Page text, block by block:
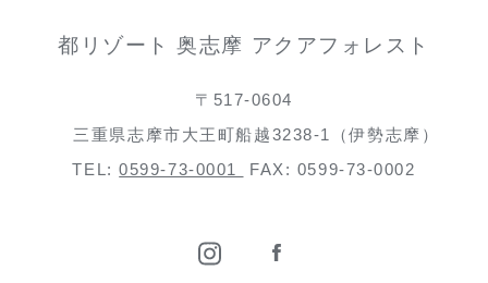
都リゾート 奥志摩 アクアフォレスト
〒517-0604
三重県志摩市大王町船越3238-1（伊勢志摩）
TEL:0599-73-0001 FAX: 0599-73-0002